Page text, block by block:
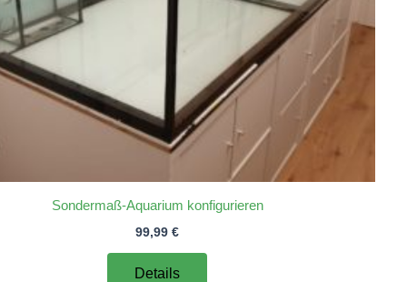
Sondermaß-Aquarium konfigurieren
99,99 €
Details